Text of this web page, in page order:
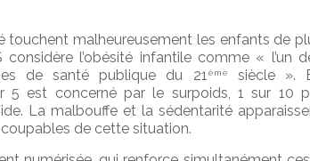
touchent malheureusement les enfants de
considère l’obésité infantile comme « l’un
de santé publique du 21ème
siècle ».
5 est concerné par le surpoids, 1 sur 10
La malbouffe et la sédentarité
de cette situation.